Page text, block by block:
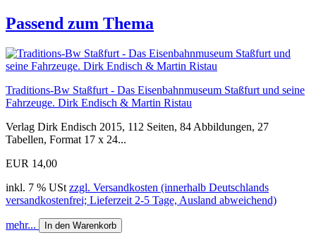
Passend zum Thema
Traditions-Bw Staßfurt - Das Eisenbahnmuseum Staßfurt und seine
Fahrzeuge. Dirk Endisch & Martin Ristau
Verlag Dirk Endisch 2015, 112 Seiten, 84 Abbildungen, 27
Tabellen, Format 17 x 24...
EUR 14,00
inkl. 7 % USt zzgl. Versandkosten (innerhalb Deutschlands
versandkostenfrei; Lieferzeit 2-5 Tage, Ausland abweichend)
mehr... In den Warenkorb